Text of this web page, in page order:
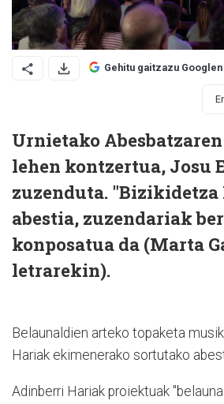
Gehitu gaitzazu Googlen
Urnietako
lehen kontzertua, Josu
zuzenduta.
abestia, zuzendariak
konposatua da (Marta
letrarekin).
Belaunaldien arteko topaketa
Hariak ekimenerako sortutako
Adinberri Hariak proiektuak